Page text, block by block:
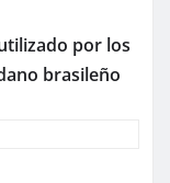
por los
brasileño